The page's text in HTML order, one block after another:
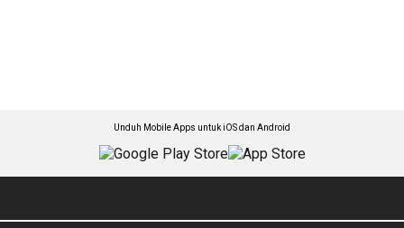
Unduh Mobile Apps untuk iOS dan Android